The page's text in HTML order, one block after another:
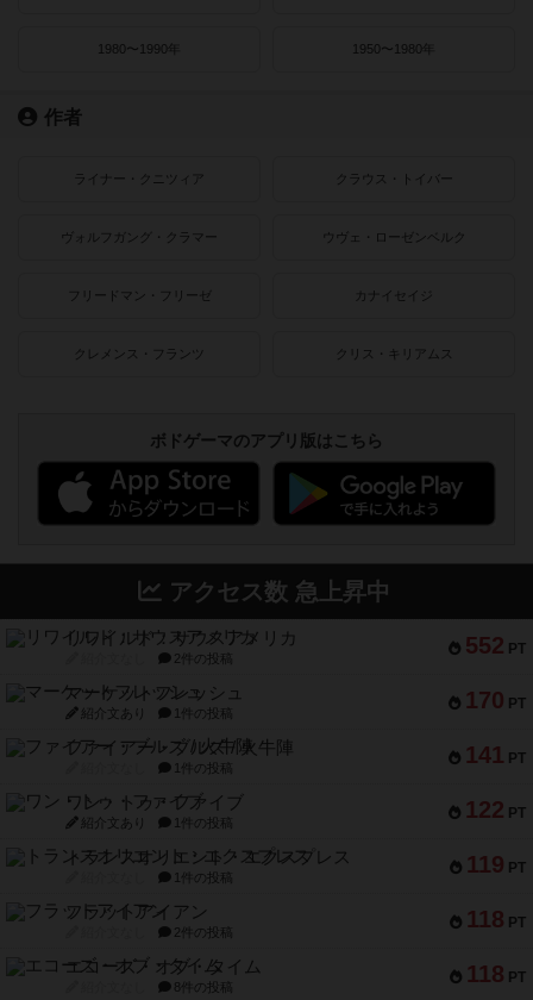
1980〜1990年 1950〜1980年
作者
ライナー・クニツィア クラウス・トイバー
ヴォルフガング・クラマー ウヴェ・ローゼンベルク
フリードマン・フリーゼ カナイセイジ
クレメンス・フランツ クリス・キリアムス
ボドゲーマのアプリ版はこちら
アクセス数 急上昇中
552 PT
リワイルド：サウスアメリカ
2件の投稿
170 PT
マーケットフレッシュ
紹介文あり 1件の投稿
141 PT
ファイアー・ブルズ / 火牛陣
1件の投稿
122 PT
ワン・トゥ・ファイブ
紹介文あり 1件の投稿
119 PT
トランスオリエント・エクスプレス
1件の投稿
118 PT
フラットアイアン
2件の投稿
118 PT
エコーズ・オブ・タイム
8件の投稿